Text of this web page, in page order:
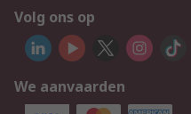
Volg ons op
We aanvaarden